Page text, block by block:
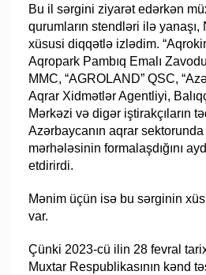
Bu il sərgini ziyarət edərkən
qurumların stendləri ilə yanaşı,
xüsusi diqqətlə izlədim.
Aqropark Pambıq Emalı
MMC, “AGROLAND” QSC,
Aqrar Xidmətlər Agentliyi,
Mərkəzi və digər iştirakçıların
Azərbaycanın aqrar
mərhələsinin formalaşdığını
etdirirdi.
Mənim üçün isə bu sərginin
var.
Çünki 2023-cü ilin 28 fevral
Muxtar Respublikasının kənd